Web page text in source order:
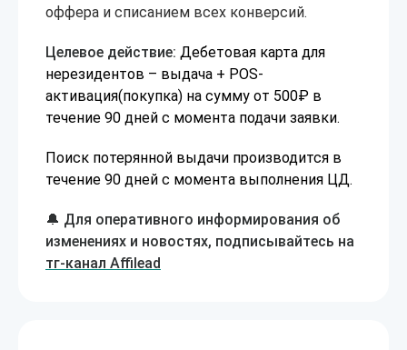
оффера и списанием всех конверсий.
Целевое действие: Дебетовая карта для
нерезидентов – выдача + POS-
активация(покупка) на сумму от 500₽ в
течение 90 дней с момента подачи заявки.
Поиск потерянной выдачи производится в
течение 90 дней с момента выполнения ЦД.
🔔 Для оперативного информирования об
изменениях и новостях, подписывайтесь на
тг-канал Affilead